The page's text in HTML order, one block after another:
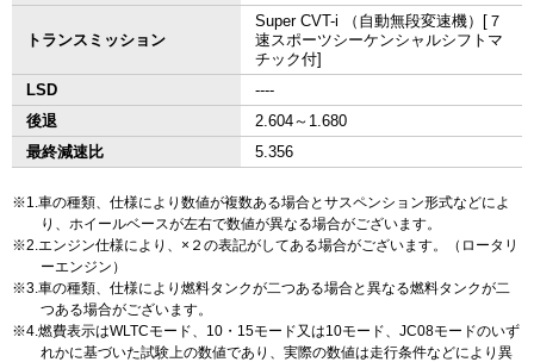
トランスミッション
Super CVT-i （自動無段変速機）[７
速スポーツシーケンシャルシフトマ
チック付]
LSD
‐‐‐‐
後退
2.604～1.680
最終減速比
5.356
1.車の種類、仕様により数値が複数ある場合とサスペンション形式などによ
り、ホイールベースが左右で数値が異なる場合がございます。
2.エンジン仕様により、×２の表記がしてある場合がございます。（ロータリ
ーエンジン）
3.車の種類、仕様により燃料タンクが二つある場合と異なる燃料タンクが二
つある場合がございます。
4.燃費表示はWLTCモード、10・15モード又は10モード、JC08モードのいず
れかに基づいた試験上の数値であり、実際の数値は走行条件などにより異